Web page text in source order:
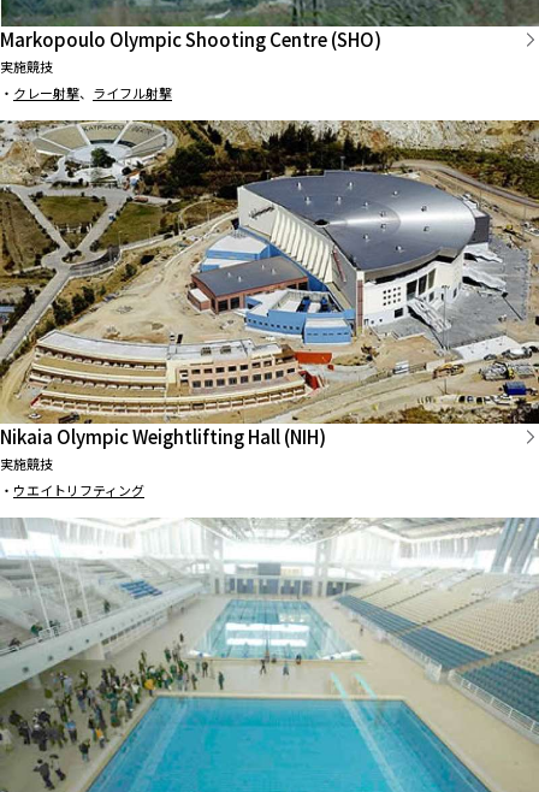
Markopoulo Olympic Shooting Centre (SHO)
実施競技
・ クレー射撃、 ライフル射撃
Nikaia Olympic Weightlifting Hall (NIH)
実施競技
・ ウエイトリフティング